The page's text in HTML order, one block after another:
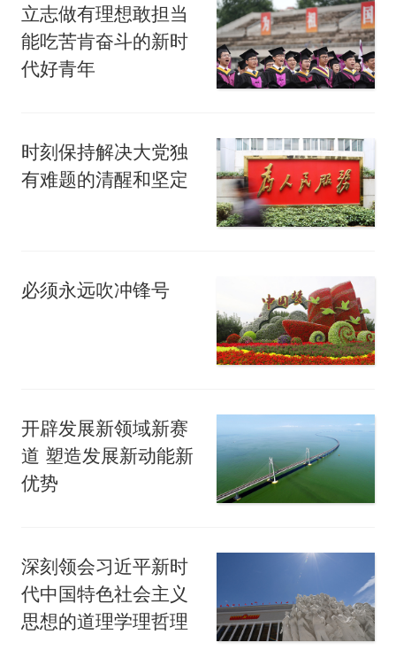
立志做有理想敢担当
能吃苦肯奋斗的新时
代好青年
时刻保持解决大党独
有难题的清醒和坚定
必须永远吹冲锋号
开辟发展新领域新赛
道 塑造发展新动能新
优势
深刻领会习近平新时
代中国特色社会主义
思想的道理学理哲理